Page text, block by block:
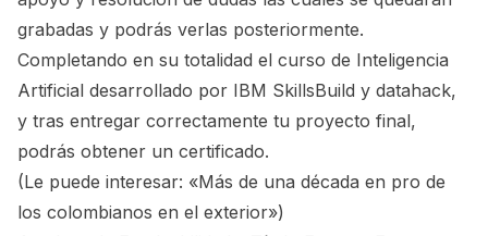
grabadas y podrás verlas posteriormente.
Completando en su totalidad el curso de Inteligencia
Artificial desarrollado por IBM SkillsBuild y datahack,
y tras entregar correctamente tu proyecto final,
podrás obtener un certificado.
(Le puede interesar: «Más de una década en pro de
los colombianos en el exterior»)